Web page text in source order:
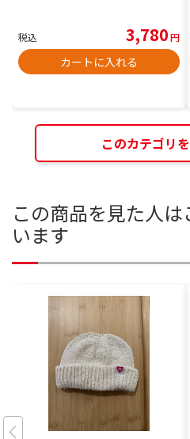
税込 3,780円
カートに入れる
このカテゴリ
この商品を見た人
います